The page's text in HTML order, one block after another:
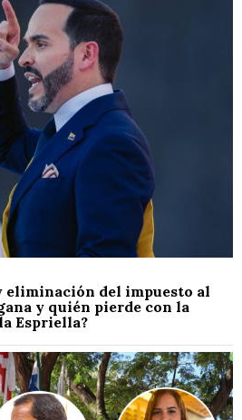
del impuesto al
y quién pierde con la
Espriella?